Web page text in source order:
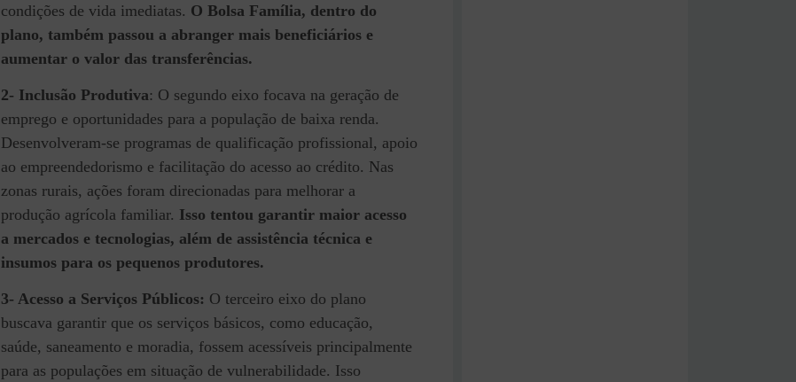
condições de vida imediatas. O Bolsa Família, dentro do
plano, também passou a abranger mais beneficiários e
aumentar o valor das transferências.
2- Inclusão Produtiva: O segundo eixo focava na geração de
emprego e oportunidades para a população de baixa renda.
Desenvolveram-se programas de qualificação profissional, apoio
ao empreendedorismo e facilitação do acesso ao crédito. Nas
zonas rurais, ações foram direcionadas para melhorar a
produção agrícola familiar. Isso tentou garantir maior acesso
a mercados e tecnologias, além de assistência técnica e
insumos para os pequenos produtores.
3- Acesso a Serviços Públicos: O terceiro eixo do plano
buscava garantir que os serviços básicos, como educação,
saúde, saneamento e moradia, fossem acessíveis principalmente
para as populações em situação de vulnerabilidade. Isso